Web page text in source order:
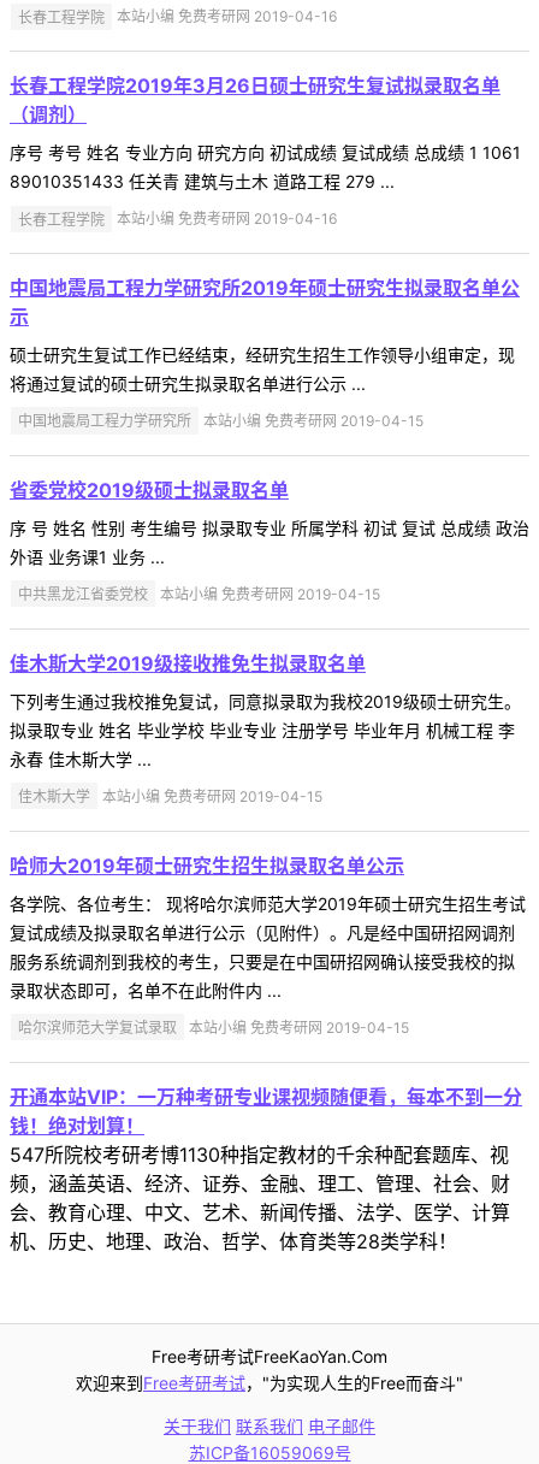
长春工程学院 本站小编 免费考研网 2019-04-16
长春工程学院2019年3月26日硕士研究生复试拟录取名单
（调剂）
序号 考号 姓名 专业方向 研究方向 初试成绩 复试成绩 总成绩 1 1061
89010351433 任关青 建筑与土木 道路工程 279 ...
长春工程学院 本站小编 免费考研网 2019-04-16
中国地震局工程力学研究所2019年硕士研究生拟录取名单公
示
硕士研究生复试工作已经结束，经研究生招生工作领导小组审定，现
将通过复试的硕士研究生拟录取名单进行公示 ...
中国地震局工程力学研究所 本站小编 免费考研网 2019-04-15
省委党校2019级硕士拟录取名单
序 号 姓名 性别 考生编号 拟录取专业 所属学科 初试 复试 总成绩 政治
外语 业务课1 业务 ...
中共黑龙江省委党校 本站小编 免费考研网 2019-04-15
佳木斯大学2019级接收推免生拟录取名单
下列考生通过我校推免复试，同意拟录取为我校2019级硕士研究生。
拟录取专业 姓名 毕业学校 毕业专业 注册学号 毕业年月 机械工程 李
永春 佳木斯大学 ...
佳木斯大学 本站小编 免费考研网 2019-04-15
哈师大2019年硕士研究生招生拟录取名单公示
各学院、各位考生： 现将哈尔滨师范大学2019年硕士研究生招生考试
复试成绩及拟录取名单进行公示（见附件）。凡是经中国研招网调剂
服务系统调剂到我校的考生，只要是在中国研招网确认接受我校的拟
录取状态即可，名单不在此附件内 ...
哈尔滨师范大学复试录取 本站小编 免费考研网 2019-04-15
开通本站VIP：一万种考研专业课视频随便看，每本不到一分
钱！绝对划算！
547所院校考研考博1130种指定教材的千余种配套题库、视
频，涵盖英语、经济、证券、金融、理工、管理、社会、财
会、教育心理、中文、艺术、新闻传播、法学、医学、计算
机、历史、地理、政治、哲学、体育类等28类学科！
Free考研考试FreeKaoYan.Com
欢迎来到Free考研考试，"为实现人生的Free而奋斗"
关于我们 联系我们 电子邮件
苏ICP备16059069号